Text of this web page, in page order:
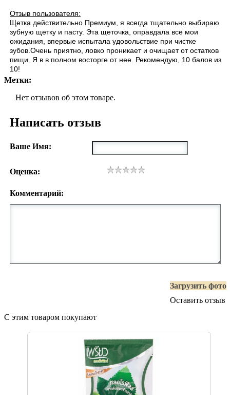
Отзыв пользователя:
Щетка действительно Премиум, я всегда тщательно выбираю
зубную щетку и пасту. Эта щеточка, оправдала все мои
ожидания, впервые испытала удовольствие при чистке
зубов.Очень приятно, ловко проникает и очищает от остатков
пищи. Я в в полном восторге от нее. Рекомендую, 10 балов из
10!
Метки:
Нет отзывов об этом товаре.
Написать отзыв
Ваше Имя:
Оценка:
Комментарий:
Загрузить фото
Оставить отзыв
С этим товаром покупают